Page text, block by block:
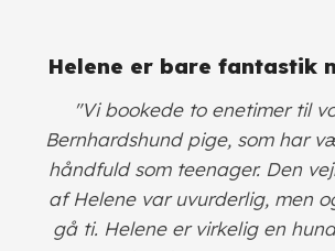
​Helene er bare fantastik
​"Vi bookede to enetimer til
Bernhardshund pige, som har
håndfuld som teenager. Den
af Helene var uvurderlig, men
gå ti. Helene er virkelig en